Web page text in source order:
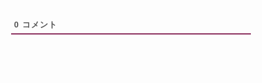
0 コメント